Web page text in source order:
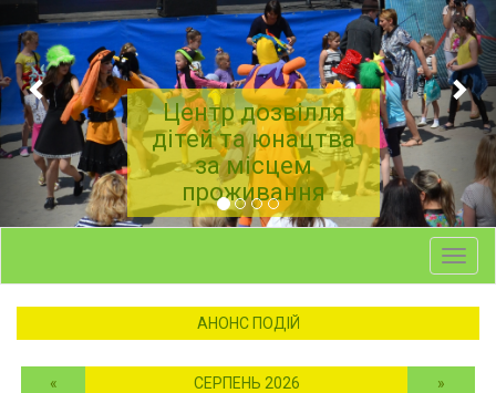
Центр дозвілля
дітей та юнацтва
за місцем
проживання
АНОНС ПОДІЙ
« СЕРПЕНЬ 2026
»